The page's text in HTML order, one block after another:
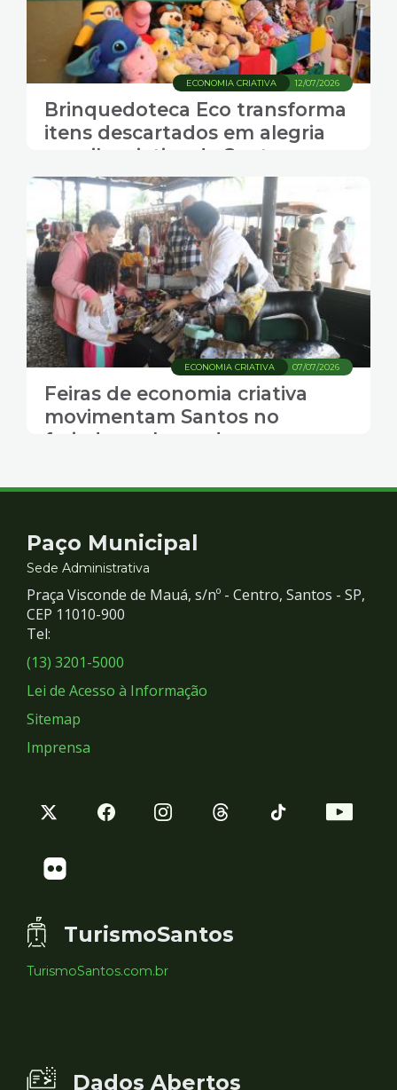
12/07/2026
ECONOMIA CRIATIVA
Brinquedoteca Eco transforma
itens descartados em alegria
em vila criativa de Santos
07/07/2026
ECONOMIA CRIATIVA
Feiras de economia criativa
movimentam Santos no
feriado prolongado
Contato
e
Redes
Sociais
Paço Municipal
Sede Administrativa
Praça Visconde de Mauá, s/nº - Centro, Santos - SP,
CEP 11010-900
Tel:
(13) 3201-5000
Lei de Acesso à Informação
Sitemap
Imprensa
TurismoSantos
TurismoSantos.com.br
Dados Abertos